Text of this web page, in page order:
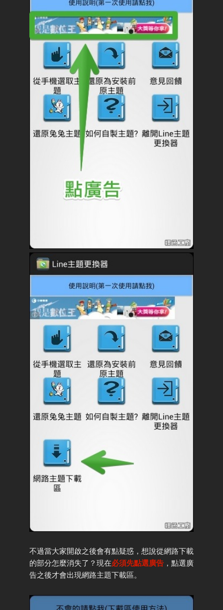
不過當大家開啟之後會有點疑惑，想說從網路下載
的部分怎麼消失了？現在必須先點選廣告 ，點選廣
告之後才會出現網路主題下載區。